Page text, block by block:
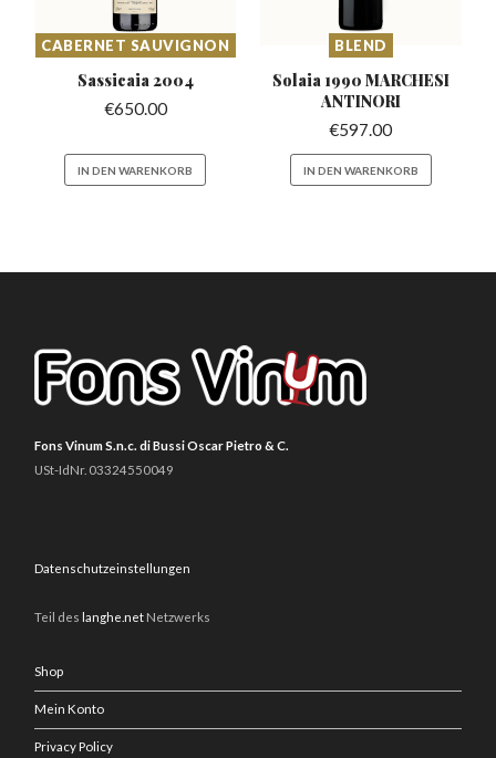
CABERNET SAUVIGNON
Sassicaia 2004
€650.00
IN DEN WARENKORB
BLEND
Solaia 1990 MARCHESI
ANTINORI
€597.00
IN DEN WARENKORB
Fons Vinum S.n.c. di Bussi Oscar Pietro & C.
USt-IdNr. 03324550049
Datenschutzeinstellungen
Teil deslanghe.net Netzwerks
Shop
Mein Konto
Privacy Policy